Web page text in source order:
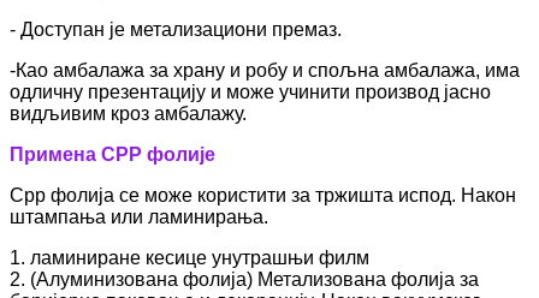
- Доступан је метализациони премаз.
-Као амбалажа за храну и робу и спољна амбалажа, има
одличну презентацију и може учинити производ јасно
видљивим кроз амбалажу.
Примена CPP фолије
Cpp фолија се може користити за тржишта испод. Након
штампања или ламинирања.
1. ламиниране кесице унутрашњи филм
2. (Алуминизована фолија) Метализована фолија за